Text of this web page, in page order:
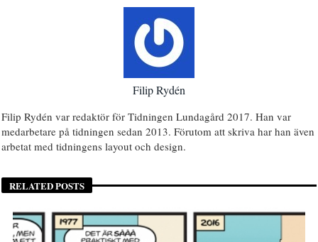
Filip Rydén
Filip Rydén var redaktör för Tidningen Lundagård 2017. Han var
medarbetare på tidningen sedan 2013. Förutom att skriva har han även
arbetat med tidningens layout och design.
RELATED POSTS